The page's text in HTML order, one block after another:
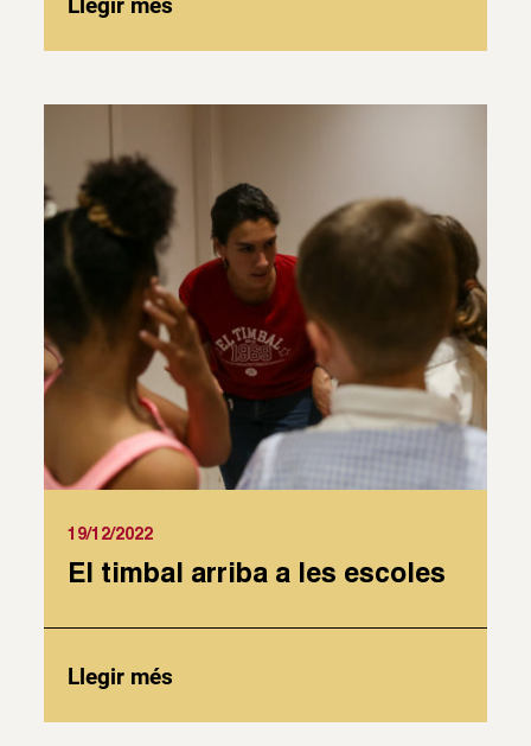
Llegir més
19/12/2022
El timbal arriba a les escoles
Llegir més